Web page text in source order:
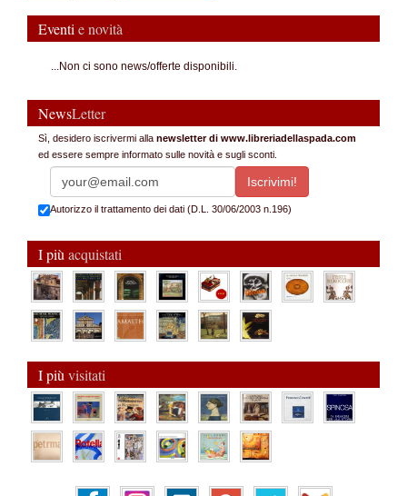
Eventi e novità
...Non ci sono news/offerte disponibili.
NewsLetter
Sì, desidero iscrivermi alla newsletter di www.libreriadellaspada.com
ed essere sempre informato sulle novità e sugli sconti.
Autorizzo il trattamento dei dati (D.L. 30/06/2003 n.196)
I più acquistati
I più visitati